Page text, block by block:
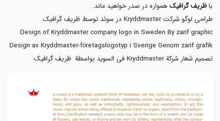
باظریف گرافیکهمواره در صدر خواهید ماند.
طراحی لوگو شرکت Kryddmaster در سوئد توسط ظریف گرافیک
Design of Kryddmaster company logo in Sweden By zarif graphic
Design av Kryddmaster-företagslogotyp i Sverige Genom zarif grafik
تصمیم شعار شرکة Kryddmaster فی السوید بواسطة ظریف گرافیک